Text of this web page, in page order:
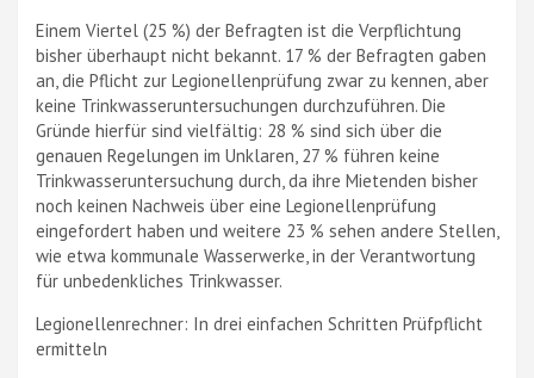
Einem Viertel (25 %) der Befragten ist die Verpflichtung
bisher überhaupt nicht bekannt. 17 % der Befragten gaben
an, die Pflicht zur Legionellenprüfung zwar zu kennen, aber
keine Trinkwasseruntersuchungen durchzuführen. Die
Gründe hierfür sind vielfältig: 28 % sind sich über die
genauen Regelungen im Unklaren, 27 % führen keine
Trinkwasseruntersuchung durch, da ihre Mietenden bisher
noch keinen Nachweis über eine Legionellenprüfung
eingefordert haben und weitere 23 % sehen andere Stellen,
wie etwa kommunale Wasserwerke, in der Verantwortung
für unbedenkliches Trinkwasser.
Legionellenrechner: In drei einfachen Schritten Prüfpflicht
ermitteln